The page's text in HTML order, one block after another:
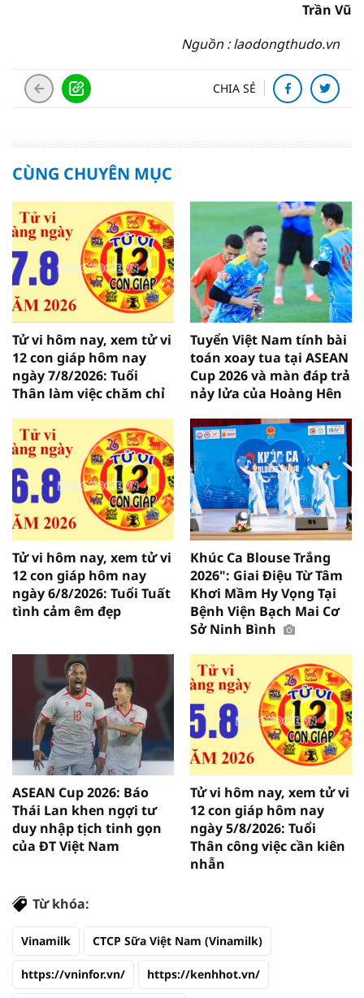
Trần Vũ
Nguồn : laodongthudo.vn
CHIA SẺ
CÙNG CHUYÊN MỤC
Tử vi hôm nay, xem tử vi
12 con giáp hôm nay
ngày 7/8/2026: Tuổi
Thân làm việc chăm chỉ
Tuyển Việt Nam tính bài
toán xoay tua tại ASEAN
Cup 2026 và màn đáp trả
nảy lửa của Hoàng Hên
Tử vi hôm nay, xem tử vi
12 con giáp hôm nay
ngày 6/8/2026: Tuổi Tuất
tình cảm êm đẹp
Khúc Ca Blouse Trắng
2026": Giai Điệu Từ Tâm
Khơi Mầm Hy Vọng Tại
Bệnh Viện Bạch Mai Cơ
Sở Ninh Bình
ASEAN Cup 2026: Báo
Thái Lan khen ngợi tư
duy nhập tịch tinh gọn
của ĐT Việt Nam
Tử vi hôm nay, xem tử vi
12 con giáp hôm nay
ngày 5/8/2026: Tuổi
Thân công việc cần kiên
nhẫn
Từ khóa:
Vinamilk CTCP Sữa Việt Nam (Vinamilk)
https://vninfor.vn/ https://kenhhot.vn/